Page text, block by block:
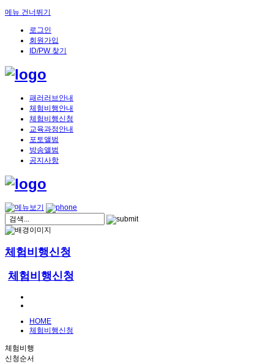
메뉴 건너뛰기
로그인
회원가입
ID/PW 찾기
패러러브안내
체험비행안내
체험비행신청
교육과정안내
포토앨범
방송앨범
공지사항
체험비행신청
체험비행신청
HOME
체험비행신청
체험비행
신청순서